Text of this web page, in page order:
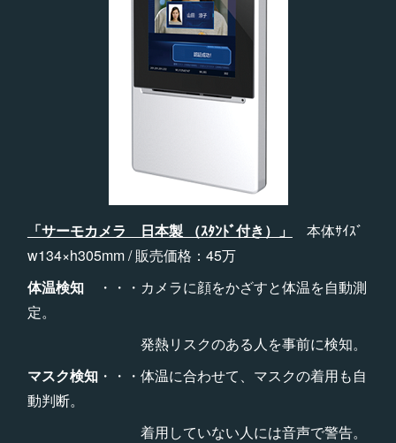
「サーモカメラ 日本製 （ｽﾀﾝﾄﾞ付き）」
本体ｻｲｽﾞ
w134×h305mm / 販売価格：45万
体温検知・・・カメラに顔をかざすと体温を自動測
定。
発熱リスクのある人を事前に検知。
マスク検知・・・体温に合わせて、マスクの着用も自
動判断。
着用していない人には音声で警告。